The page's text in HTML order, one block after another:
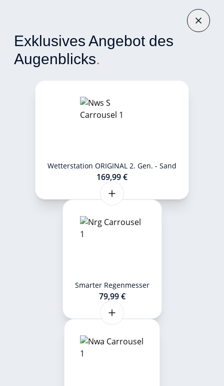
Exklusives Angebot des
Augenblicks.
Wetterstation ORIGINAL 2. Gen. - Sand
169,99 €
Smarter Regenmesser
79,99 €